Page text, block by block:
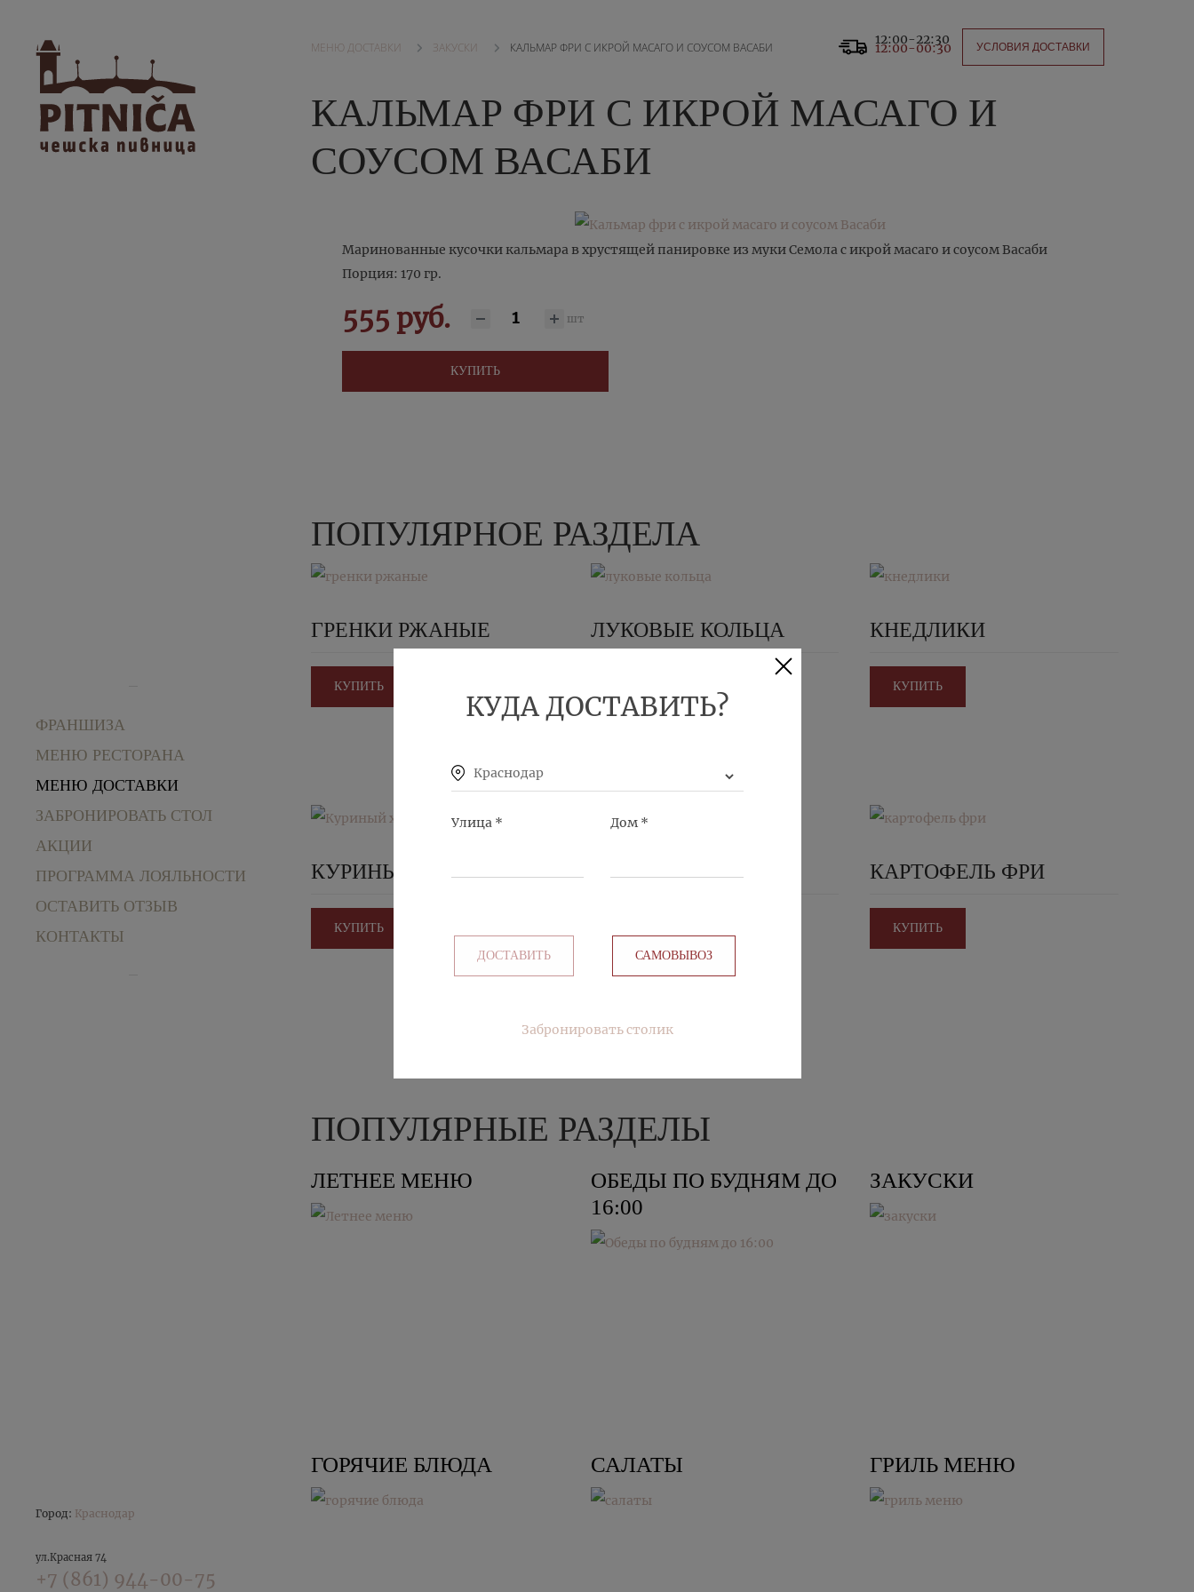
КУДА ДОСТАВИТЬ?
Краснодар
Улица* Дом*
ДОСТАВИТЬ САМОВЫВОЗ
Забронировать столик
ФРАНШИЗА
МЕНЮ РЕСТОРАНА
МЕНЮ ДОСТАВКИ
ЗАБРОНИРОВАТЬ СТОЛ
АКЦИИ
ПРОГРАММА ЛОЯЛЬНОСТИ
ОСТАВИТЬ ОТЗЫВ
КОНТАКТЫ
Город: Краснодар
ул.Красная 74
+7 (861) 944-00-75
МЕНЮ ДОСТАВКИ ЗАКУСКИ КАЛЬМАР ФРИ С ИКРОЙ МАСАГО И СОУСОМ ВАСАБИ
12:00-22:30
12:00-00:30 УСЛОВИЯ ДОСТАВКИ
КАЛЬМАР ФРИ С ИКРОЙ МАСАГО И
СОУСОМ ВАСАБИ
Маринованные кусочки кальмара в хрустящей панировке из муки Семола с икрой масаго и соусом Васаби
Порция: 170 гр.
555 руб. шт
КУПИТЬ
ПОПУЛЯРНОЕ РАЗДЕЛА
ГРЕНКИ РЖАНЫЕ
КУПИТЬ
ЛУКОВЫЕ КОЛЬЦА КНЕДЛИКИ
КУПИТЬ
КУРИНЫЙ ХВОРОСТ
КУПИТЬ
СМАЖЕНЫЙ СЫР КАРТОФЕЛЬ ФРИ
КУПИТЬ
ПОПУЛЯРНЫЕ РАЗДЕЛЫ
ЛЕТНЕЕ МЕНЮ
ОБЕДЫ ПО БУДНЯМ ДО
16:00
ЗАКУСКИ
ГОРЯЧИЕ БЛЮДА САЛАТЫ ГРИЛЬ МЕНЮ